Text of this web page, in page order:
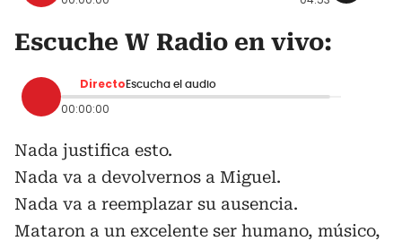
Escuche W Radio en vivo:
Directo Escucha el audio
00:00:00
Nada justifica esto.
Nada va a devolvernos a Miguel.
Nada va a reemplazar su ausencia.
Mataron a un excelente ser humano, músico,